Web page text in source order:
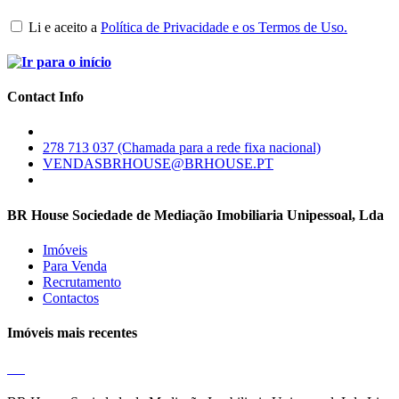
Li e aceito a Política de Privacidade e os Termos de Uso.
Contact Info
278 713 037 (Chamada para a rede fixa nacional)
VENDASBRHOUSE@BRHOUSE.PT
BR House Sociedade de Mediação Imobiliaria Unipessoal, Lda
Imóveis
Para Venda
Recrutamento
Contactos
Imóveis mais recentes